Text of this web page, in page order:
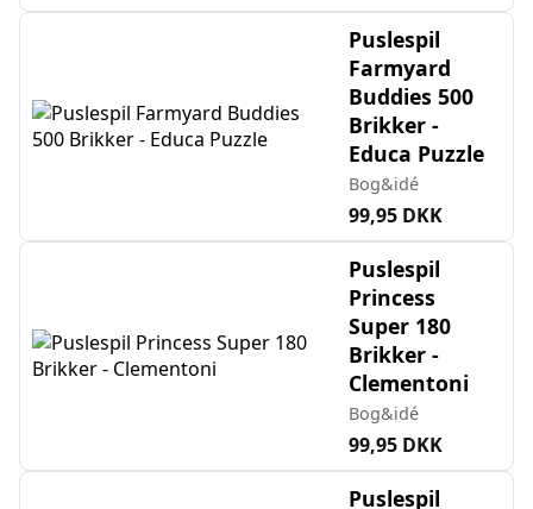
Puslespil
Farmyard
Buddies 500
Brikker -
Educa Puzzle
Bog&idé
99,95 DKK
Puslespil
Princess
Super 180
Brikker -
Clementoni
Bog&idé
99,95 DKK
Puslespil